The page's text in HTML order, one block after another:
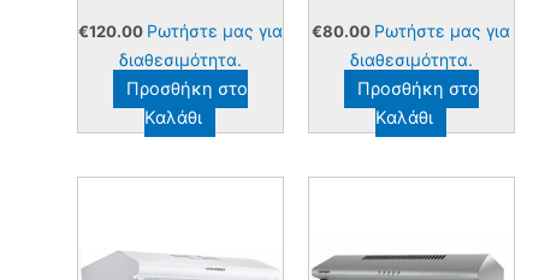
€120.00 Ρωτήστε μας για
διαθεσιμότητα.
Προσθήκη στο
Καλάθι
€80.00 Ρωτήστε μας για
διαθεσιμότητα.
Προσθήκη στο
Καλάθι